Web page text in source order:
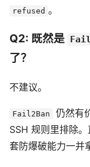
refused 。
Q2: 既然是
了？
不建议。
Fail2Ban
仍然有
SSH 规则里排除
套防爆破能力一并